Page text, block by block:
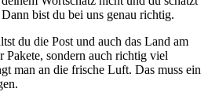
bist du bei uns genau richtig.
du die Post und auch das Land am
sondern auch richtig viel
man an die frische Luft. Das muss ein